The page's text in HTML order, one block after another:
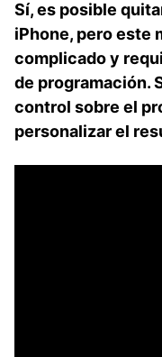
Sí, es posible
⁢iPhone, pero ‌este
complicado y
de programación.
control sobre el⁣
personalizar el